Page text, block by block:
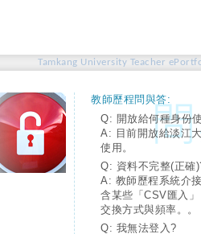
Tamkang University Teacher
教師歷程問與答:
Q: 開放給何種身份
A: 目前開放給淡江
使用。
Q: 資料不完整(正確
A: 教師歷程系統介
含某些「CSV匯入
交換方式與頻率。。
Q: 我無法登入?